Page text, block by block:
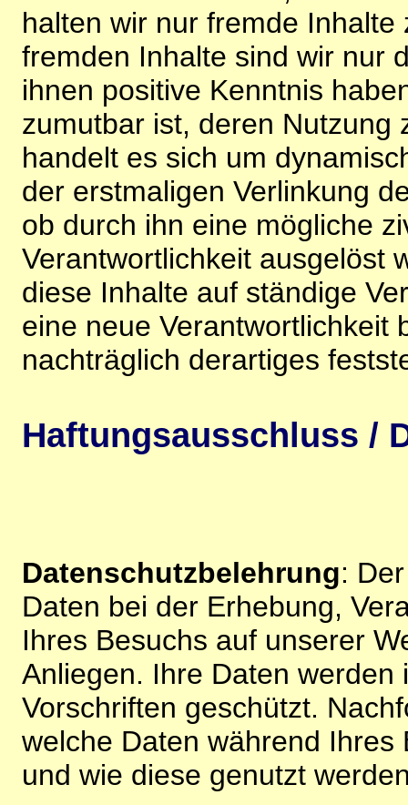
halten wir nur fremde
fremden Inhalte sind wir nur
ihnen positive Kenntnis
zumutbar ist, deren Nutzung
handelt es sich um
der erstmaligen Verlinkung
ob durch ihn eine mögliche
Verantwortlichkeit ausgelöst
diese Inhalte auf ständige
eine neue Verantwortlichkeit
nachträglich derartiges
Haftungsausschluss /
Datenschutzbelehrung:
Daten bei der Erhebung,
Ihres Besuchs auf unserer
Anliegen. Ihre Daten
Vorschriften geschützt.
welche Daten während
und wie diese genutzt